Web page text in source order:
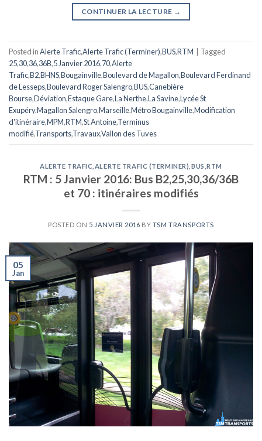
CONTINUER LA LECTURE →
Posted inAlerte Trafic,Alerte Trafic (Terminer),BUS,RTM
Tagged
25,30,36,36B,5 Janvier 2016,70,Alerte
Trafic,B2,BHNS,Bougainville,Boulevard de Magallon,Boulevard Ferdinand
de Lesseps,Boulevard Roger Salengro,BUS,Canebière
Bourse,Déviation,Estaque Gare,La Nerthe,La Savine,Lycée St
Exupéry,Magallon Salengro,Marseille,Métro Bougainville,Modification
d'itinéraire,MPM,RTM,St Antoine,Terminus
modifié,Transports,Travaux,Vallon des Tuves
ALERTE TRAFIC ALERTE TRAFIC (TERMINER) BUS ,RTM
RTM : 5 Janvier 2016: Bus B2,25,30,36/36B
et 70 : itinéraires modifiés
POSTED ON 5 JANVIER 2016 BY TSM TRANSPORTS
05
Jan